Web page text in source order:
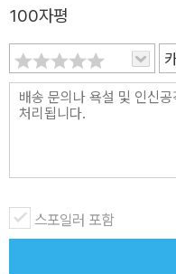
던지며 진심어린 이야기, 온
보는 진지하고 사려 깊은 이야기 여러 분야에서 다채로운 질문을 던
지며 이야기를 풀어가지만,
시지는 바로 ‘생각하라! 그리
론가이자 번역가인 황현산은
역 사람들은 저래서 싫어’라
는 논리가 ‘나는 이런 사람이
100자평
스포일러 포함